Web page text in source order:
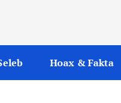
Hoax & Fakta